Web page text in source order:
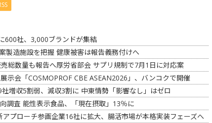
600社、3,000ブランドが集結
製造施設を把握 健康被害は報告義務付けへ
総数量も報告へ厚労省部会 サプリ規制で7月1日に対応案
示会「COSMOPROF CBE ASEAN2026」、バンコクで開催
増収5割弱、減収3割に 中東情勢「影響なし」はゼロ
調査 能性表示食品、「現在摂取」13％に
プローチ参画企業16社に拡大、腸活市場が本格実装フェーズへ